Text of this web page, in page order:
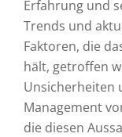
Erfahrung und
Trends und
Faktoren, die
hält, getroffen
Unsicherheiten
Management
die diesen